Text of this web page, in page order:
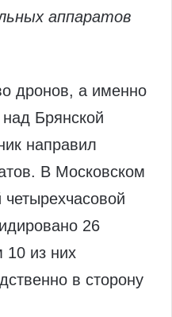
аппаратов
дронов, а именно
Брянской
направил
В Московском
26
10 из них
в сторону